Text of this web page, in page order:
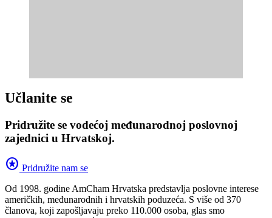
Učlanite se
Pridružite se vodećoj međunarodnoj poslovnoj
zajednici u Hrvatskoj.
stars Pridružite nam se
Od 1998. godine AmCham Hrvatska predstavlja poslovne interese
američkih, međunarodnih i hrvatskih poduzeća. S više od 370
članova, koji zapošljavaju preko 110.000 osoba, glas smo